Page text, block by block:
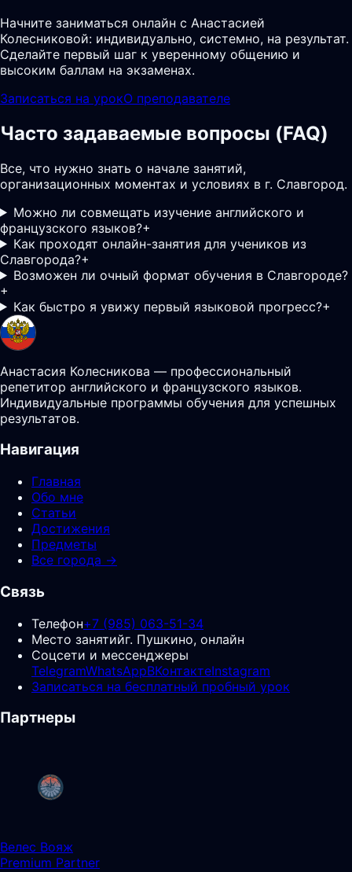
Начните заниматься онлайн с Анастасией
Колесниковой: индивидуально, системно, на результат.
Сделайте первый шаг к уверенному общению и
высоким баллам на экзаменах.
Записаться на урокО преподавателе
Часто задаваемые вопросы (FAQ)
Все, что нужно знать о начале занятий,
организационных моментах и условиях в г. Славгород.
Можно ли совмещать изучение английского и
французского языков?+
Как проходят онлайн-занятия для учеников из
Славгорода?+
Возможен ли очный формат обучения в Славгороде?
+
Как быстро я увижу первый языковой прогресс?+
Анастасия Колесникова — профессиональный
репетитор английского и французского языков.
Индивидуальные программы обучения для успешных
результатов.
Навигация
Главная
Обо мне
Статьи
Достижения
Предметы
Все города →
Связь
Телефон+7 (985) 063-51-34
Место занятийг. Пушкино, онлайн
Соцсети и мессенджеры
TelegramWhatsAppВКонтактеInstagram
Записаться на бесплатный пробный урок
Партнеры
Велес Вояж
Premium Partner